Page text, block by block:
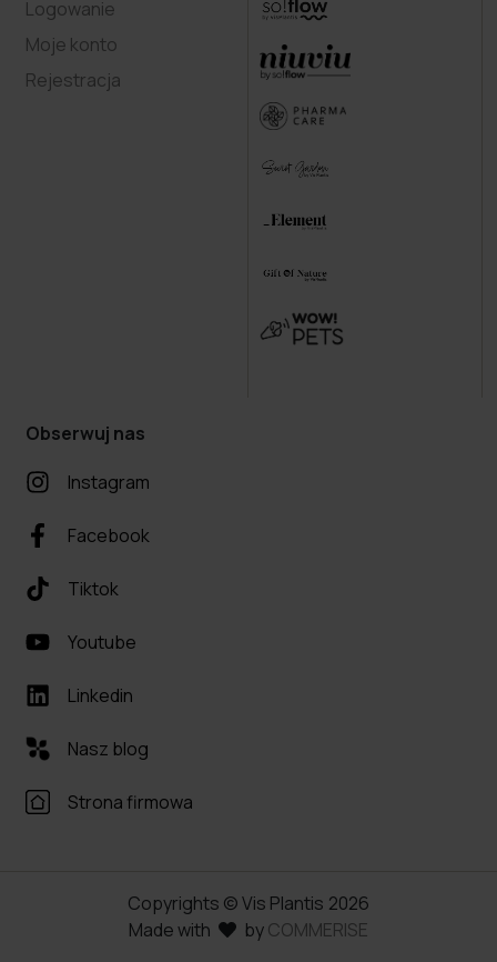
Logowanie
Moje konto
Rejestracja
Obserwuj nas
Instagram
Facebook
Tiktok
Youtube
Linkedin
Nasz blog
Strona firmowa
Copyrights © Vis Plantis 2026
Made with
byCOMMERISE